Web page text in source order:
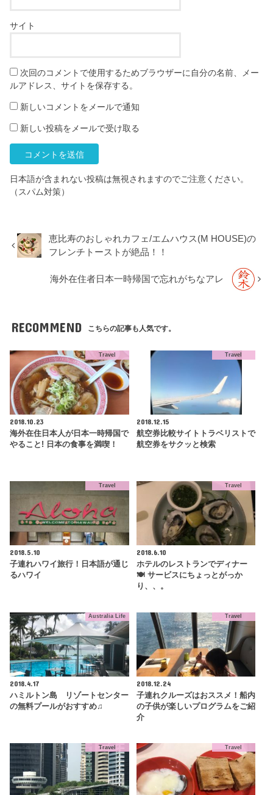
サイト
次回のコメントで使用するためブラウザーに自分の名前、メー
ルアドレス、サイトを保存する。
新しいコメントをメールで通知
新しい投稿をメールで受け取る
日本語が含まれない投稿は無視されますのでご注意ください。
（スパム対策）
恵比寿のおしゃれカフェ/エムハウス(M HOUSE)の
フレンチトーストが絶品！！
海外在住者日本一時帰国で忘れがちなアレ
RECOMMEND こちらの記事も人気です。
Travel
2018.10.23
海外在住日本人が日本一時帰国で
やること! 日本の食事を満喫！
Travel
2018.12.15
航空券比較サイトトラベリストで
航空券をサクッと検索
Travel
2018.5.10
子連れハワイ旅行！日本語が通じ
るハワイ
Travel
2018.6.10
ホテルのレストランでディナー
🍽 サービスにちょっとがっか
り、、。
Australia Life
2018.4.17
ハミルトン島 リゾートセンター
の無料プールがおすすめ♫
Travel
2018.12.24
子連れクルーズはおススメ！船内
の子供が楽しいプログラムをご紹
介
Travel Travel